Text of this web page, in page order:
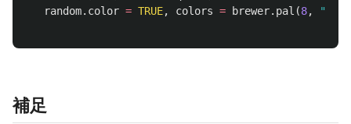
random.color = TRUE, colors = brewer.pal (8,
補足